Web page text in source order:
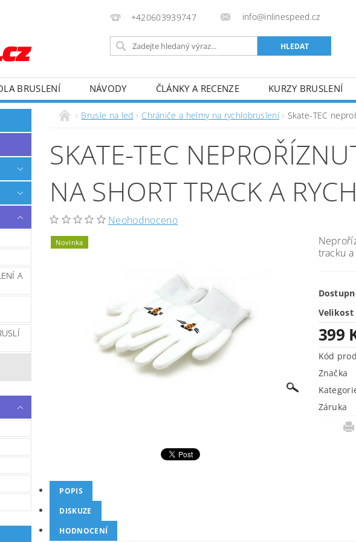
+420603939747 info@inlinespeed.cz
BRUSLENÍ NÁVODY ČLÁNKY A RECENZE
KURZY BRUSLENÍ
PODMÍNKY REKLAMACE A VRÁCENÍ ZBOŽÍ
A
Brusle na led Chrániče a helmy na rychlobruslení Skate-TEC
SKATE-TEC
NA SHORT TRACK A
Neohodnoceno
Novinka
tracku
Velikost
399
Kód
Značka
Záruka
POPIS
DISKUZE
HODNOCENÍ